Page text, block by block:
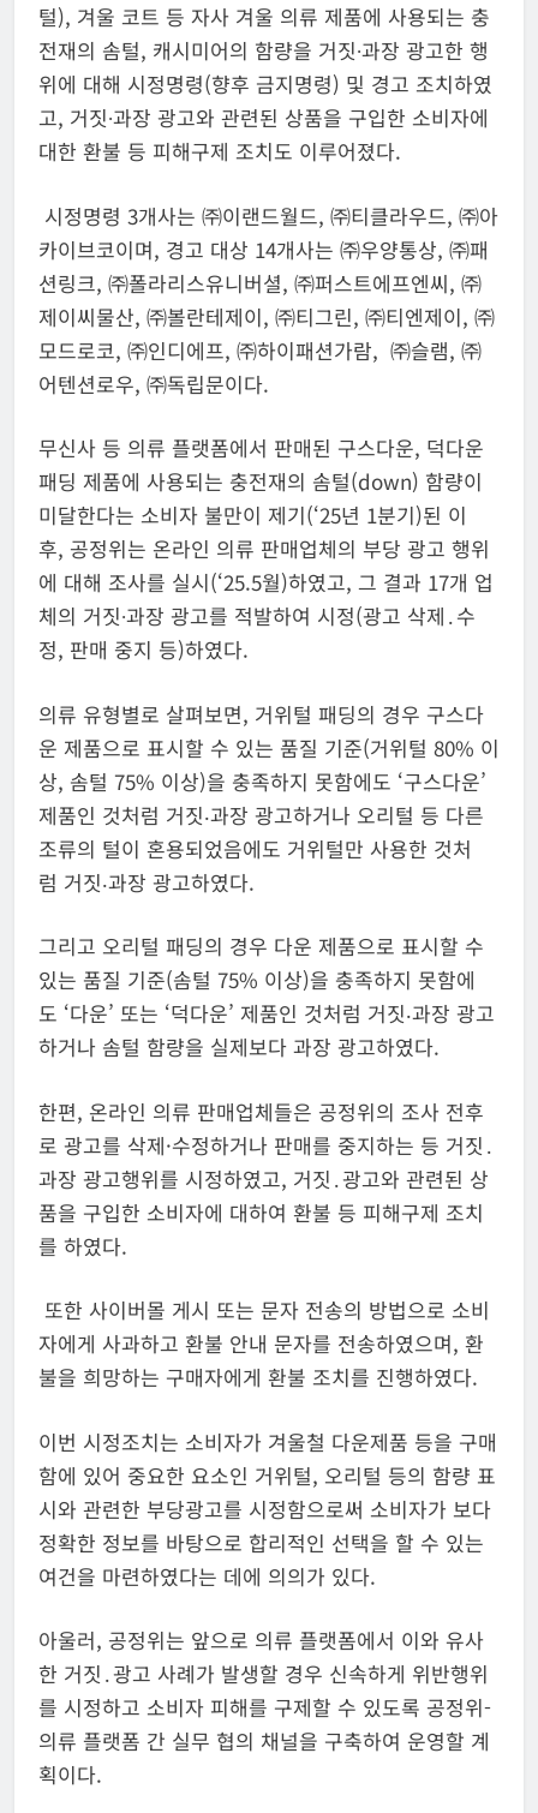
털), 겨울 코트 등 자사 겨울 의류 제품에 사용되는 충
전재의 솜털, 캐시미어의 함량을 거짓∙과장 광고한 행
위에 대해 시정명령(향후 금지명령) 및 경고 조치하였
고, 거짓∙과장 광고와 관련된 상품을 구입한 소비자에
대한 환불 등 피해구제 조치도 이루어졌다.
시정명령 3개사는 ㈜이랜드월드, ㈜티클라우드, ㈜아
카이브코이며, 경고 대상 14개사는 ㈜우양통상, ㈜패
션링크, ㈜폴라리스유니버셜, ㈜퍼스트에프엔씨, ㈜
제이씨물산, ㈜볼란테제이, ㈜티그린, ㈜티엔제이, ㈜
모드로코, ㈜인디에프, ㈜하이패션가람, ㈜슬램, ㈜
어텐션로우, ㈜독립문이다.
무신사 등 의류 플랫폼에서 판매된 구스다운, 덕다운
패딩 제품에 사용되는 충전재의 솜털(down) 함량이
미달한다는 소비자 불만이 제기(‘25년 1분기)된 이
후, 공정위는 온라인 의류 판매업체의 부당 광고 행위
에 대해 조사를 실시(‘25.5월)하였고, 그 결과 17개 업
체의 거짓∙과장 광고를 적발하여 시정(광고 삭제․수
정, 판매 중지 등)하였다.
의류 유형별로 살펴보면, 거위털 패딩의 경우 구스다
운 제품으로 표시할 수 있는 품질 기준(거위털 80% 이
상, 솜털 75% 이상)을 충족하지 못함에도 ‘구스다운’
제품인 것처럼 거짓‧과장 광고하거나 오리털 등 다른
조류의 털이 혼용되었음에도 거위털만 사용한 것처
럼 거짓‧과장 광고하였다.
그리고 오리털 패딩의 경우 다운 제품으로 표시할 수
있는 품질 기준(솜털 75% 이상)을 충족하지 못함에
도 ‘다운’ 또는 ‘덕다운’ 제품인 것처럼 거짓‧과장 광고
하거나 솜털 함량을 실제보다 과장 광고하였다.
한편, 온라인 의류 판매업체들은 공정위의 조사 전후
로 광고를 삭제·수정하거나 판매를 중지하는 등 거짓․
과장 광고행위를 시정하였고, 거짓․광고와 관련된 상
품을 구입한 소비자에 대하여 환불 등 피해구제 조치
를 하였다.
또한 사이버몰 게시 또는 문자 전송의 방법으로 소비
자에게 사과하고 환불 안내 문자를 전송하였으며, 환
불을 희망하는 구매자에게 환불 조치를 진행하였다.
이번 시정조치는 소비자가 겨울철 다운제품 등을 구매
함에 있어 중요한 요소인 거위털, 오리털 등의 함량 표
시와 관련한 부당광고를 시정함으로써 소비자가 보다
정확한 정보를 바탕으로 합리적인 선택을 할 수 있는
여건을 마련하였다는 데에 의의가 있다.
아울러, 공정위는 앞으로 의류 플랫폼에서 이와 유사
한 거짓․광고 사례가 발생할 경우 신속하게 위반행위
를 시정하고 소비자 피해를 구제할 수 있도록 공정위-
의류 플랫폼 간 실무 협의 채널을 구축하여 운영할 계
획이다.